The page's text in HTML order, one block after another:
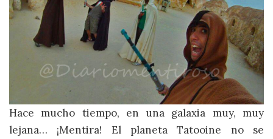
Hace mucho tiempo, en una galaxia muy, muy
lejana… ¡Mentira! El planeta Tatooine no se